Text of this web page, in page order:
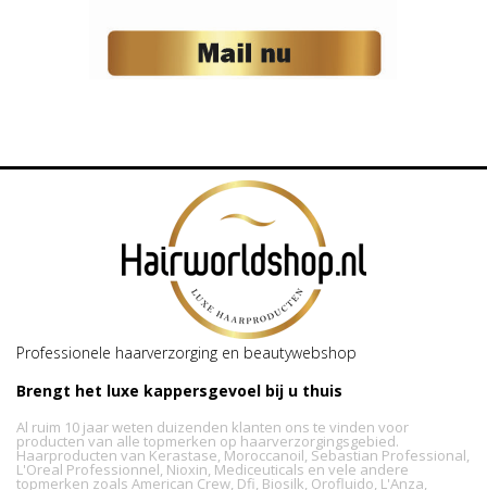
Professionele haarverzorging en beautywebshop
Brengt het luxe kappersgevoel bij u thuis
Al ruim 10 jaar weten duizenden klanten ons te vinden voor
producten van alle topmerken op haarverzorgingsgebied.
Haarproducten van Kerastase, Moroccanoil, Sebastian Professional,
L'Oreal Professionnel, Nioxin, Mediceuticals en vele andere
topmerken zoals American Crew, Dfi, Biosilk, Orofluido, L'Anza,